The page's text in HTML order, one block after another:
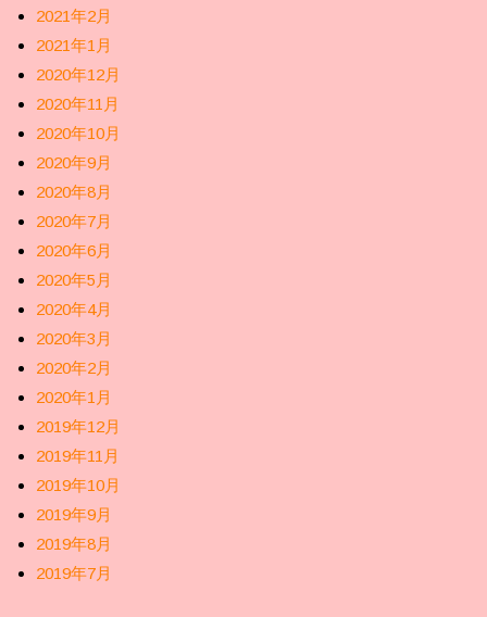
2021年2月
2021年1月
2020年12月
2020年11月
2020年10月
2020年9月
2020年8月
2020年7月
2020年6月
2020年5月
2020年4月
2020年3月
2020年2月
2020年1月
2019年12月
2019年11月
2019年10月
2019年9月
2019年8月
2019年7月